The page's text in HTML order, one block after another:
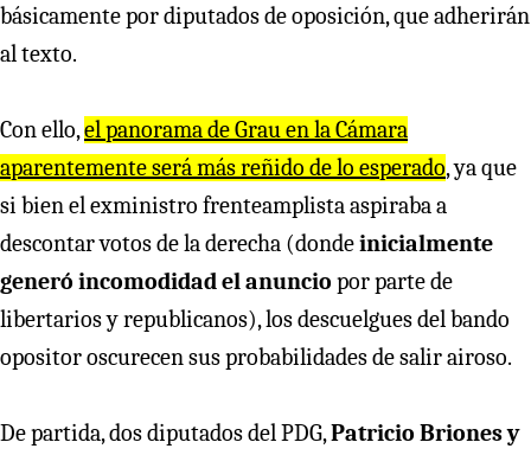
básicamente por diputados de oposición, que adherirán
al texto.
Con ello,el panorama de Grau en la Cámara
aparentemente será más reñido de lo esperado, ya que
si bien el exministro frenteamplista aspiraba a
descontar votos de la derecha (dondeinicialmente
generó incomodidad el anuncio por parte de
libertarios y republicanos), los descuelgues del bando
opositor oscurecen sus probabilidades de salir airoso.
De partida, dos diputados del PDG,Patricio Briones y